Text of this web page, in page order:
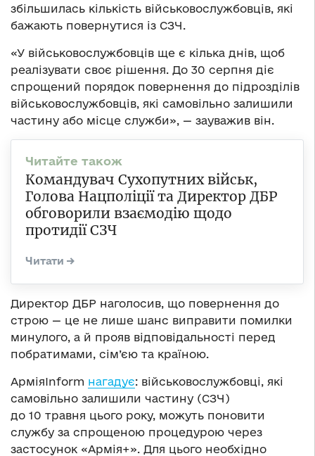
збільшилась кількість військовослужбовців, які
бажають повернутися із СЗЧ.
«У військовослужбовців ще є кілька днів, щоб
реалізувати своє рішення. До 30 серпня діє
спрощений порядок повернення до підрозділів
військовослужбовців, які самовільно залишили
частину або місце служби», — зауважив він.
Командувач Сухопутних військ,
Голова Нацполіції та Директор ДБР
обговорили взаємодію щодо
протидії СЗЧ
Директор ДБР наголосив, що повернення до
строю — це не лише шанс виправити помилки
минулого, а й прояв відповідальності перед
побратимами, сім’єю та країною.
АрміяInform нагадує: військовослужбовці, які
самовільно залишили частину (СЗЧ)
до 10 травня цього року, можуть поновити
службу за спрощеною процедурою через
застосунок «Армія+». Для цього необхідно